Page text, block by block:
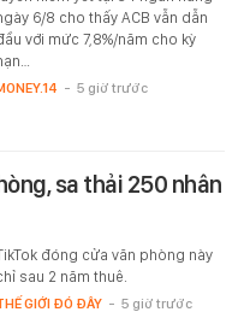
6/8 cho thấy ACB vẫn dẫn
với mức 7,8%/năm cho kỳ
- 5 giờ trước
sa thải 250 nhân
đóng cửa văn phòng này
sau 2 năm thuê.
GIỚI ĐÓ ĐÂY - 5 giờ trước